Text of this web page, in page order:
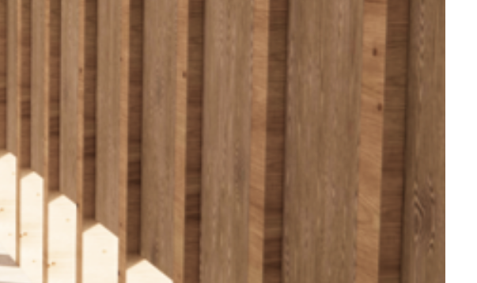
dave lefèvre et associés
14d, rue Bour L-7216 Bereldange
Anfahrt Bereldange